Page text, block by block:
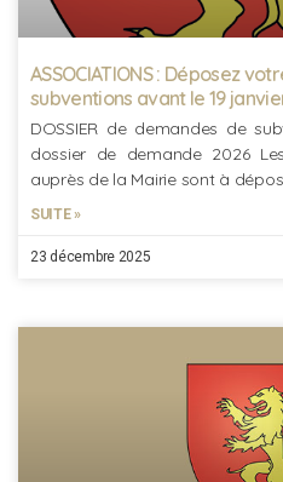
ASSOCIATIONS : Déposez
subventions avant le 19
DOSSIER de demandes de
dossier de demande 2026
auprès de la Mairie sont à
SUITE »
23 décembre 2025